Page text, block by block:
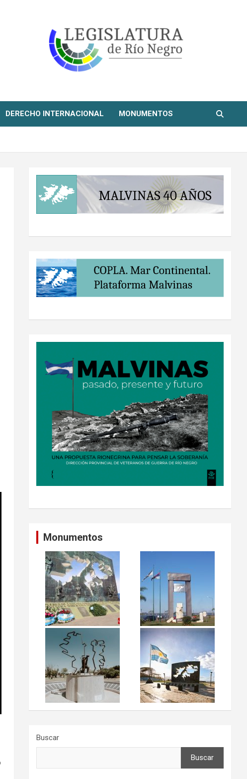
DERECHO INTERNACIONAL MONUMENTOS
Monumentos
Buscar
Buscar